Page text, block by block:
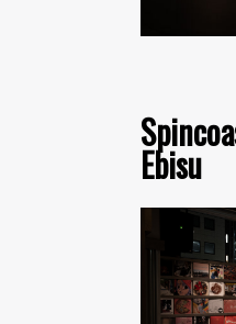
Ebisu